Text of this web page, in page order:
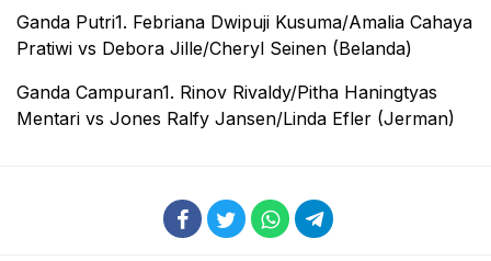
Ganda Putri1. Febriana Dwipuji Kusuma/Amalia Cahaya
Pratiwi vs Debora Jille/Cheryl Seinen (Belanda)
Ganda Campuran1. Rinov Rivaldy/Pitha Haningtyas
Mentari vs Jones Ralfy Jansen/Linda Efler (Jerman)